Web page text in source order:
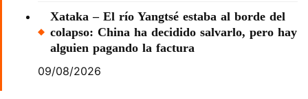
Xataka – El río Yangtsé estaba al borde del
colapso: China ha decidido salvarlo, pero hay
alguien pagando la factura
09/08/2026